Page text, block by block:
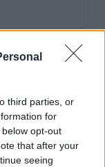
third parties, or
for
opt-out
that after your
seeing